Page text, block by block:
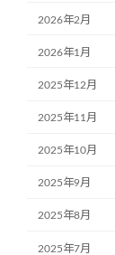
2026年2月
2026年1月
2025年12月
2025年11月
2025年10月
2025年9月
2025年8月
2025年7月